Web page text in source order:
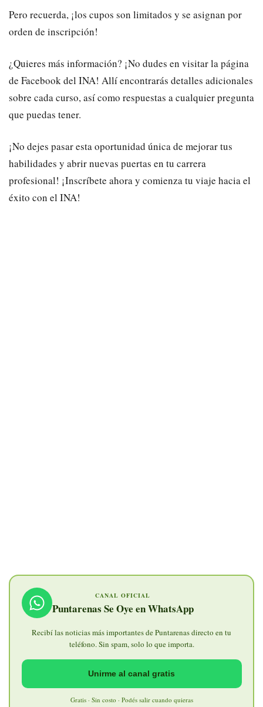
Pero recuerda, ¡los cupos son limitados y se asignan por
orden de inscripción!
¿Quieres más información? ¡No dudes en visitar la página
de Facebook del INA! Allí encontrarás detalles adicionales
sobre cada curso, así como respuestas a cualquier pregunta
que puedas tener.
¡No dejes pasar esta oportunidad única de mejorar tus
habilidades y abrir nuevas puertas en tu carrera
profesional! ¡Inscríbete ahora y comienza tu viaje hacia el
éxito con el INA!
CANAL OFICIAL
Puntarenas Se Oye en WhatsApp
Recibí las noticias más importantes de Puntarenas directo en tu
teléfono. Sin spam, solo lo que importa.
Unirme al canal gratis
Gratis · Sin costo · Podés salir cuando quieras